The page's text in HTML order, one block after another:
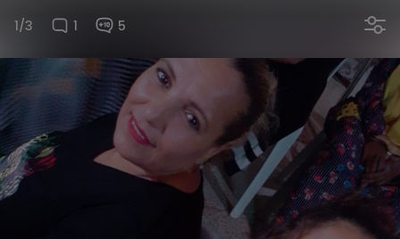
1/3 1 5